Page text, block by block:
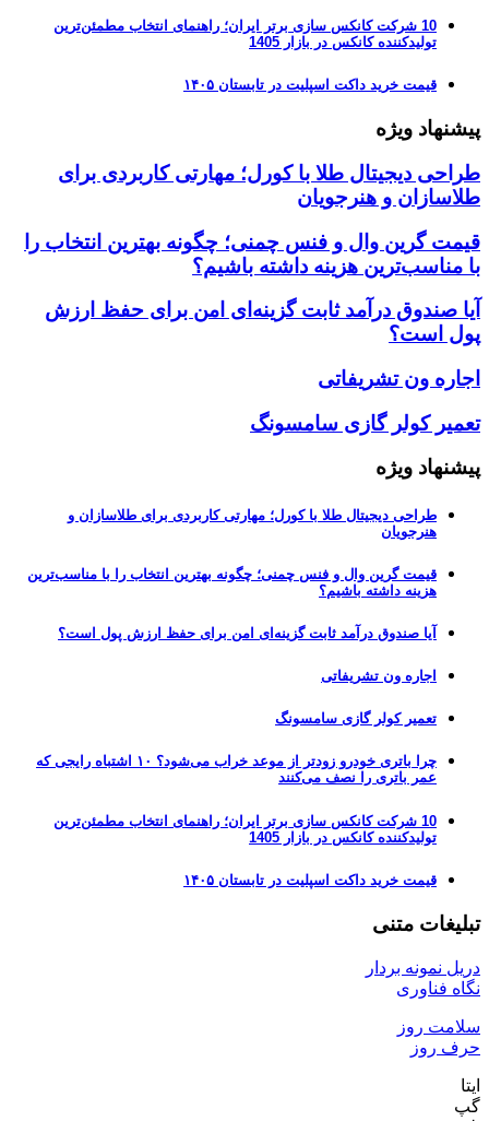
10 شرکت کانکس سازی برتر ایران؛ راهنمای انتخاب مطمئن‌ترین
تولیدکننده کانکس در بازار 1405
قیمت خرید داکت اسپلیت در تابستان ۱۴۰۵
پیشنهاد ویژه
طراحی دیجیتال طلا با کورل؛ مهارتی کاربردی برای
طلاسازان و هنرجویان
قیمت گرین وال و فنس چمنی؛ چگونه بهترین انتخاب را
با مناسب‌ترین هزینه داشته باشیم؟
آیا صندوق درآمد ثابت گزینه‌ای امن برای حفظ ارزش
پول است؟
اجاره ون تشریفاتی
تعمیر کولر گازی سامسونگ
پیشنهاد ویژه
طراحی دیجیتال طلا با کورل؛ مهارتی کاربردی برای طلاسازان و
هنرجویان
قیمت گرین وال و فنس چمنی؛ چگونه بهترین انتخاب را با مناسب‌ترین
هزینه داشته باشیم؟
آیا صندوق درآمد ثابت گزینه‌ای امن برای حفظ ارزش پول است؟
اجاره ون تشریفاتی
تعمیر کولر گازی سامسونگ
چرا باتری خودرو زودتر از موعد خراب می‌شود؟ ۱۰ اشتباه رایجی که
عمر باتری را نصف می‌کنند
10 شرکت کانکس سازی برتر ایران؛ راهنمای انتخاب مطمئن‌ترین
تولیدکننده کانکس در بازار 1405
قیمت خرید داکت اسپلیت در تابستان ۱۴۰۵
تبلیغات متنی
دریل نمونه بردار
نگاه فناوری
سلامت روز
حرف روز
ایتا
گپ